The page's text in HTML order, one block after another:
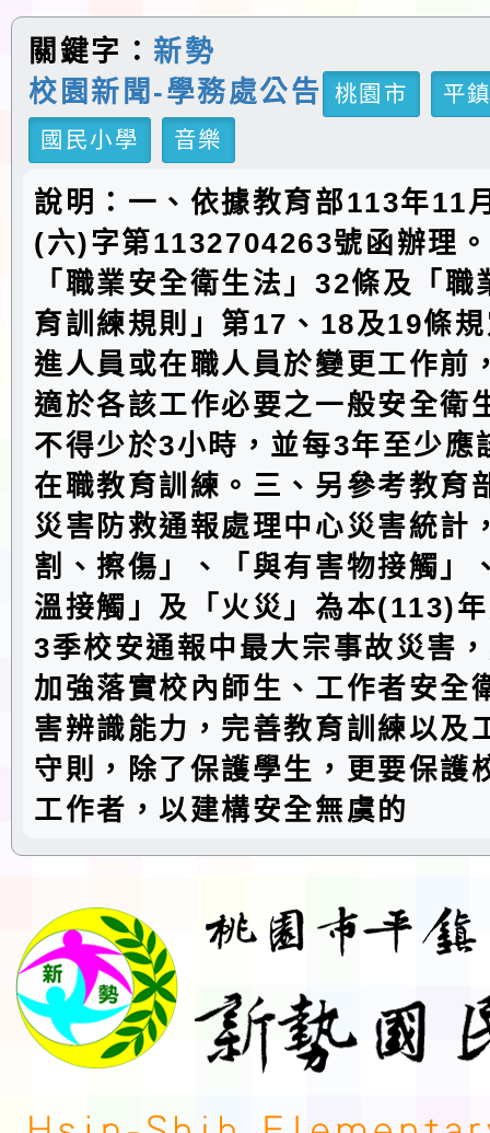
關鍵字： 新勢
校園新聞-學務處公告
桃園市
平
國民小學
音樂
說明：一、依據教育部113年11
(六)字第1132704263號函辦理
「職業安全衛生法」32條及「職
育訓練規則」第17、18及19條
進人員或在職人員於變更工作前
適於各該工作必要之一般安全衛
不得少於3小時，並每3年至少應
在職教育訓練。三、另參考教育
災害防救通報處理中心災害統計
割、擦傷」、「與有害物接觸」
溫接觸」及「火災」為本(113)
3季校安通報中最大宗事故災害
加強落實校內師生、工作者安全
害辨識能力，完善教育訓練以及
守則，除了保護學生，更要保護
工作者，以建構安全無虞的